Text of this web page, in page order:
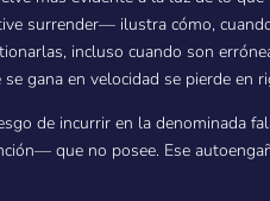
surrender— ilustra cómo,
incluso cuando son
gana en velocidad se pierde en
de incurrir en la denominada
que no posee. Ese